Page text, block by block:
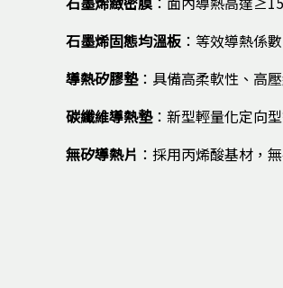
石墨烯固態均溫板：等效導熱係
導熱矽膠墊：具備高柔軟性、高
碳纖維導熱墊：新型輕量化定向
無矽導熱片 ：採用丙烯酸基材，